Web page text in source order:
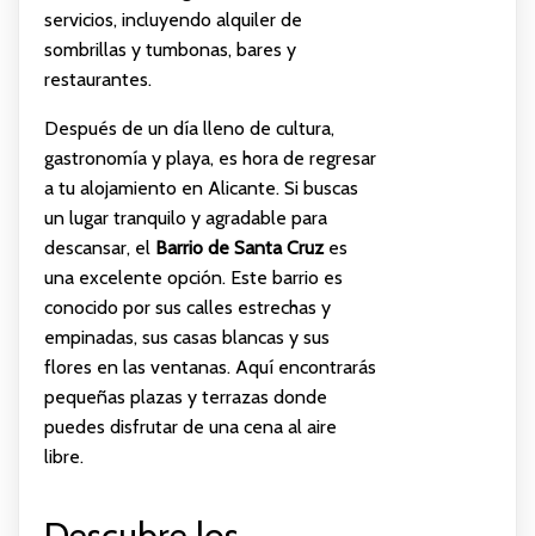
servicios, incluyendo alquiler de
sombrillas y tumbonas, bares y
restaurantes.
Después de un día lleno de cultura,
gastronomía y playa, es hora de regresar
a tu alojamiento en Alicante. Si buscas
un lugar tranquilo y agradable para
descansar, el Barrio de Santa Cruzes
una excelente opción. Este barrio es
conocido por sus calles estrechas y
empinadas, sus casas blancas y sus
flores en las ventanas. Aquí encontrarás
pequeñas plazas y terrazas donde
puedes disfrutar de una cena al aire
libre.